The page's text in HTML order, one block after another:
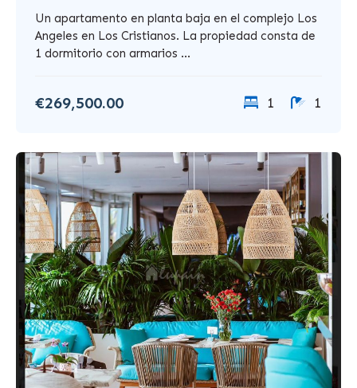
Un apartamento en planta baja en el complejo Los
Angeles en Los Cristianos. La propiedad consta de
1 dormitorio con armarios ...
€269,500.00 1 1